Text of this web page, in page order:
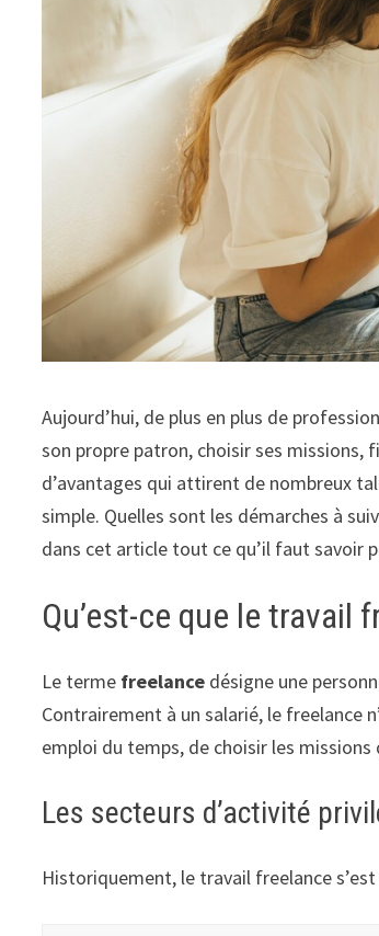
Aujourd’hui, de plus en plus de
son propre patron, choisir ses
d’avantages qui attirent de nombreux
simple. Quelles sont les démarches à
dans cet article tout ce qu’il faut savoir
Qu’est-ce que le travail
Le terme freelance désigne une
Contrairement à un salarié, le freelance
emploi du temps, de choisir les
Les secteurs d’activité
Historiquement, le travail freelance